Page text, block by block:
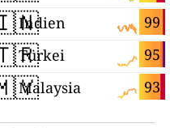
99
Indien
95
Türkei
93
Malaysia